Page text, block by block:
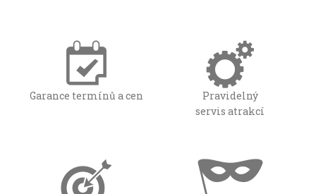
Garance termínů a cen
Pravidelný
servis atrakcí